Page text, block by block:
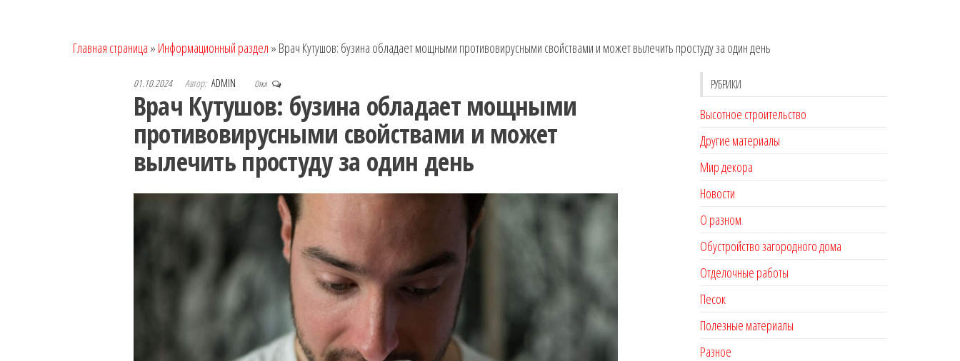
Главная страница » Информационный раздел » Врач Кутушов: бузина обладает мощными противовирусными свойствами и может вылечить простуду за один день
01.10.2024 Автор: ADMIN Откл
Врач Кутушов: бузина обладает мощными
противовирусными свойствами и может
вылечить простуду за один день
РУБРИКИ
Высотное строительство
Другие материалы
Мир декора
Новости
О разном
Обустройство загородного дома
Отделочные работы
Песок
Полезные материалы
Разное